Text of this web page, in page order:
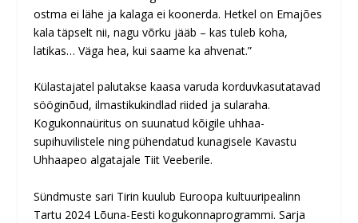
ostma ei lähe ja kalaga ei koonerda. Hetkel on Emajões
kala täpselt nii, nagu võrku jääb – kas tuleb koha,
latikas… Väga hea, kui saame ka ahvenat.”
Külastajatel palutakse kaasa varuda korduvkasutatavad
sööginõud, ilmastikukindlad riided ja sularaha.
Kogukonnaüritus on suunatud kõigile uhhaa-
supihuvilistele ning pühendatud kunagisele Kavastu
Uhhaapeo algatajale Tiit Veeberile.
Sündmuste sari Tirin kuulub Euroopa kultuuripealinn
Tartu 2024 Lõuna-Eesti kogukonnaprogrammi. Sarja